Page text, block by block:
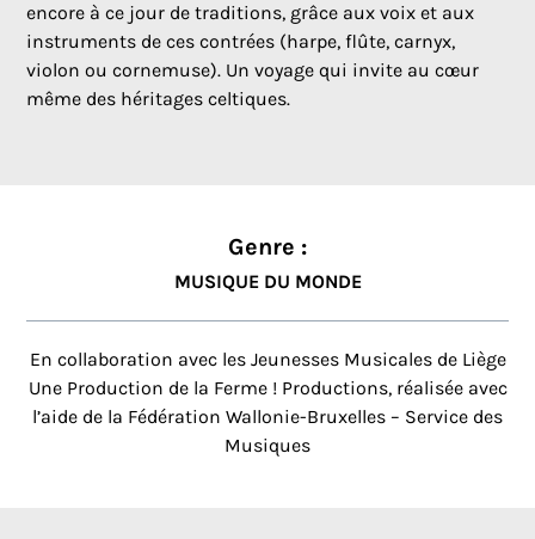
encore à ce jour de traditions, grâce aux voix et aux
instruments de ces contrées (harpe, flûte, carnyx,
violon ou cornemuse). Un voyage qui invite au cœur
même des héritages celtiques.
Genre :
MUSIQUE DU MONDE
En collaboration avec les Jeunesses Musicales de Liège
Une Production de la Ferme ! Productions, réalisée avec
l’aide de la Fédération Wallonie-Bruxelles – Service des
Musiques